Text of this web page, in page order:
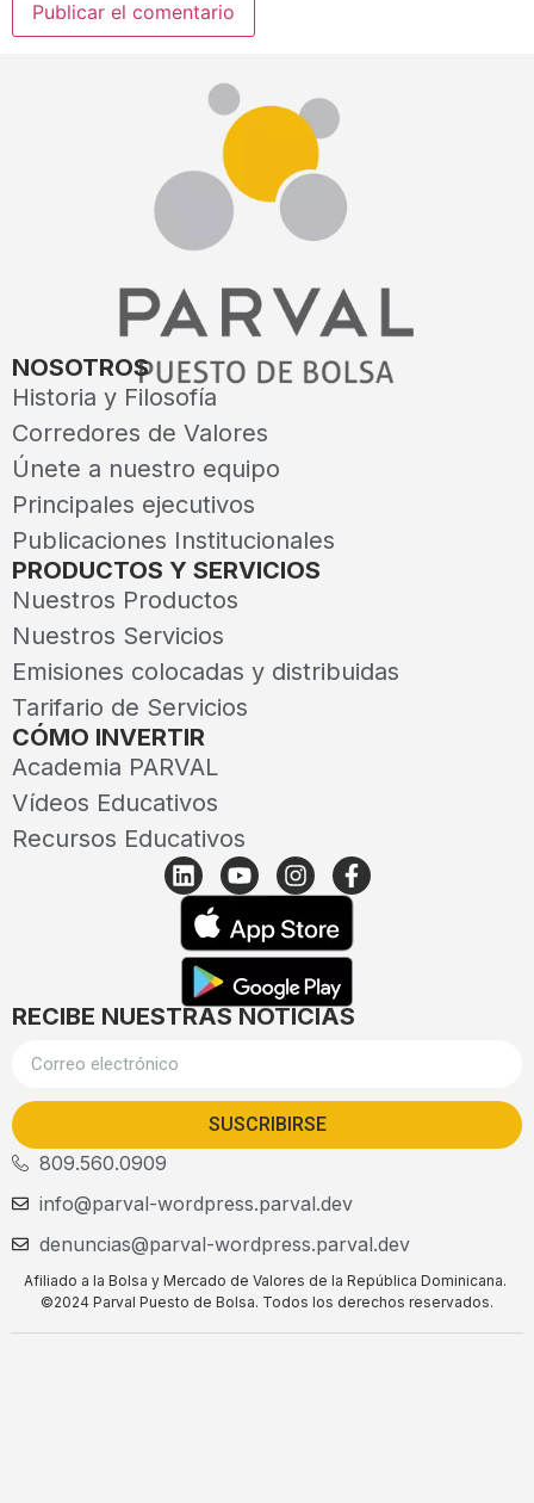
NOSOTROS
Historia y Filosofía
Corredores de Valores
Únete a nuestro equipo
Principales ejecutivos
Publicaciones Institucionales
PRODUCTOS Y SERVICIOS
Nuestros Productos
Nuestros Servicios
Emisiones colocadas y distribuidas
Tarifario de Servicios
CÓMO INVERTIR
Academia PARVAL
Vídeos Educativos
Recursos Educativos
RECIBE NUESTRAS NOTICIAS
SUSCRIBIRSE
809.560.0909
info@parval-wordpress.parval.dev
denuncias@parval-wordpress.parval.dev
Afiliado a la Bolsa y Mercado de Valores de la República Dominicana.
©2024 Parval Puesto de Bolsa. Todos los derechos reservados.